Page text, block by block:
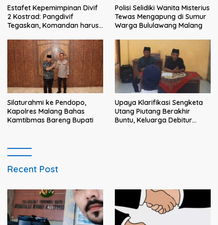
Estafet Kepemimpinan Divif
2 Kostrad: Pangdivif
Tegaskan, Komandan harus
dan solusi bagi prajurit
Polisi Selidiki Wanita Misterius
Tewas Mengapung di Sumur
Warga Bululawang Malang
Silaturahmi ke Pendopo,
Kapolres Malang Bahas
Kamtibmas Bareng Bupati
Upaya Klarifikasi Sengketa
Utang Piutang Berakhir
Buntu, Keluarga Debitur
Recent Post